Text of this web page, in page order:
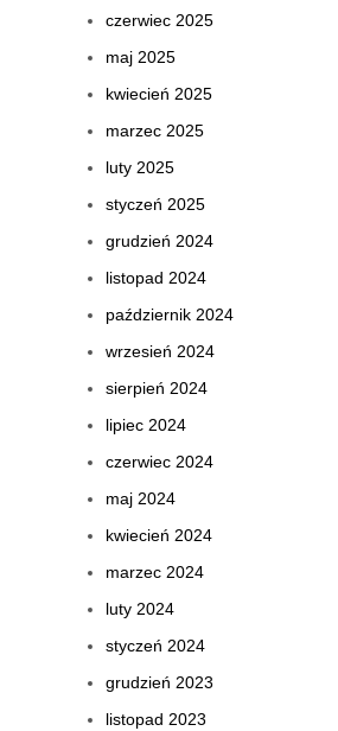
czerwiec 2025
maj 2025
kwiecień 2025
marzec 2025
luty 2025
styczeń 2025
grudzień 2024
listopad 2024
październik 2024
wrzesień 2024
sierpień 2024
lipiec 2024
czerwiec 2024
maj 2024
kwiecień 2024
marzec 2024
luty 2024
styczeń 2024
grudzień 2023
listopad 2023